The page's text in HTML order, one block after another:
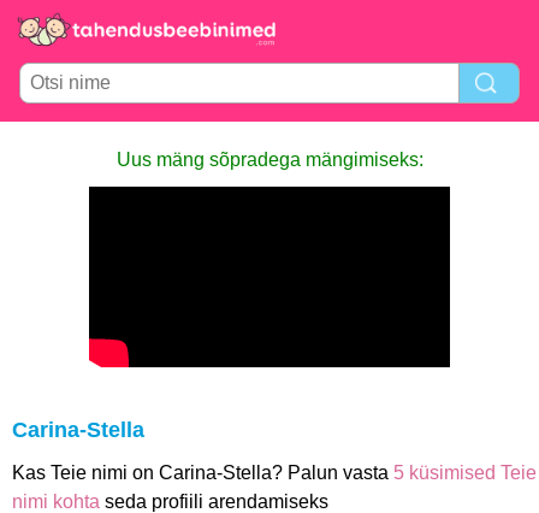
Uus mäng sõpradega mängimiseks:
Carina-Stella
Kas Teie nimi on Carina-Stella? Palun vasta 5 küsimised Teie
nimi kohta seda profiili arendamiseks